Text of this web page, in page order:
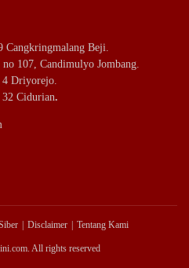
Cangkringmalang Beji.
107, Candimulyo Jombang.
4 Driyorejo.
32 Cidurian.
Disclaimer Tentang Kami
All rights reserved